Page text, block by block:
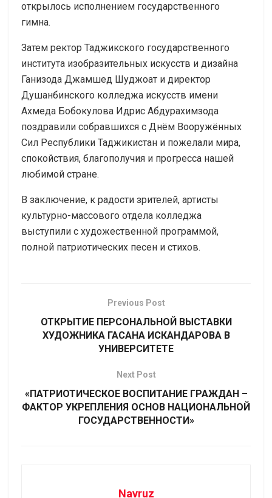
открылось исполнением государственного
гимна.
Затем ректор Таджикского государственного
института изобразительных искусств и дизайна
Ганизода Джамшед Шуджоат и директор
Душанбинского колледжа искусств имени
Ахмеда Бобокулова Идрис Абдурахимзода
поздравили собравшихся с Днём Вооружённых
Сил Республики Таджикистан и пожелали мира,
спокойствия, благополучия и прогресса нашей
любимой стране.
В заключение, к радости зрителей, артисты
культурно-массового отдела колледжа
выступили с художественной программой,
полной патриотических песен и стихов.
Previous Post
ОТКРЫТИЕ ПЕРСОНАЛЬНОЙ ВЫСТАВКИ
ХУДОЖНИКА ГАСАНА ИСКАНДАРОВА В
УНИВЕРСИТЕТЕ
Next Post
«ПАТРИОТИЧЕСКОЕ ВОСПИТАНИЕ ГРАЖДАН –
ФАКТОР УКРЕПЛЕНИЯ ОСНОВ НАЦИОНАЛЬНОЙ
ГОСУДАРСТВЕННОСТИ»
Navruz